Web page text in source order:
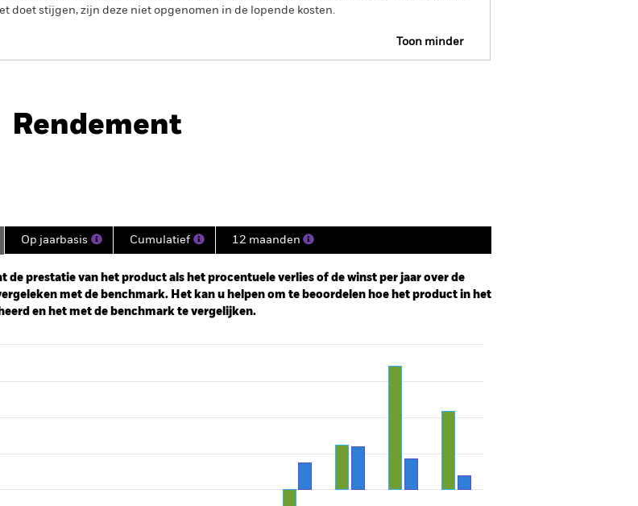
doet stijgen, zijn deze niet opgenomen in de lopende kosten.
Toon minder
Kerngegevens Managers
Rendement
to 2026-07-31 00:00:00.
Op jaarbasis Cumulatief 12 maanden
de prestatie van het product als het procentuele verlies of de winst per jaar over de
met de benchmark. Het kan u helpen om te beoordelen hoe het product in het
en het met de benchmark te vergelijken.
series.
displaying Values. Range: -6 to 8.